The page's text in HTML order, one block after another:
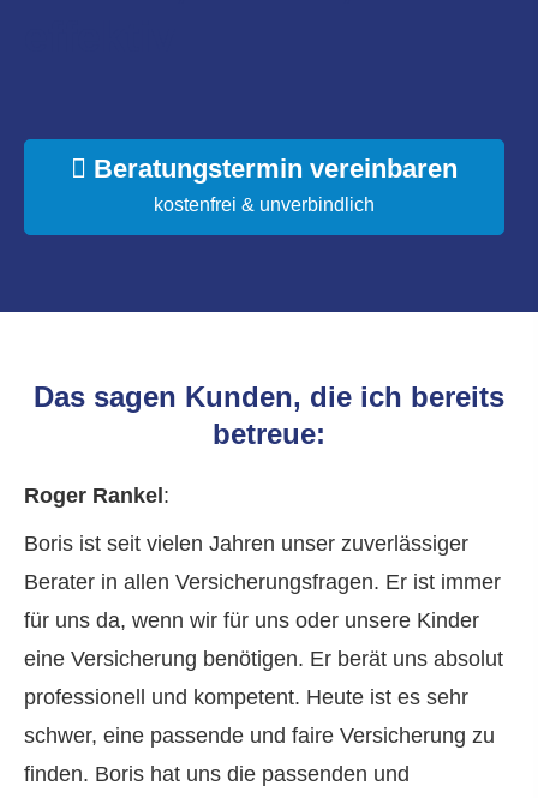
Beratungstermin vereinbaren
kostenfrei & unverbindlich
Das sagen Kunden, die ich bereits
betreue:
Roger Rankel :
Boris ist seit vielen Jahren unser zuverlässiger
Berater in allen Versicherungsfragen. Er ist immer
für uns da, wenn wir für uns oder unsere Kinder
eine Versicherung benötigen. Er berät uns absolut
professionell und kompetent. Heute ist es sehr
schwer, eine passende und faire Versicherung zu
finden. Boris hat uns die passenden und